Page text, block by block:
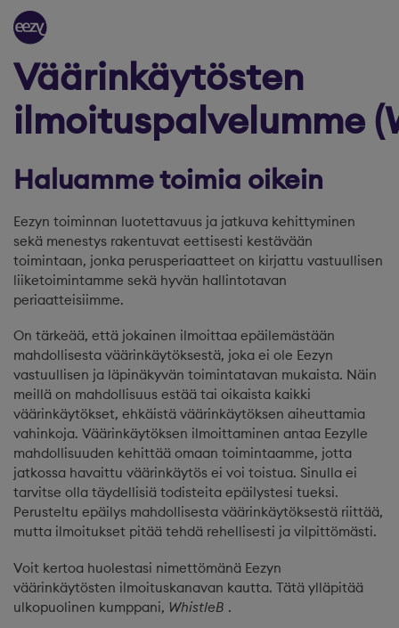
Siirry sisältöön
Väärinkäytösten
ilmoituspalvelumme
Haluamme toimia oikein
Eezyn toiminnan luotettavuus ja jatkuva kehittyminen
sekä menestys rakentuvat eettisesti kestävään
toimintaan, jonka perusperiaatteet on kirjattu vastuullisen
liiketoimintamme sekä hyvän hallintotavan
periaatteisiimme.
On tärkeää, että jokainen ilmoittaa epäilemästään
mahdollisesta väärinkäytöksestä, joka ei ole Eezyn
vastuullisen ja läpinäkyvän toimintatavan mukaista. Näin
meillä on mahdollisuus estää tai oikaista kaikki
väärinkäytökset, ehkäistä väärinkäytöksen aiheuttamia
vahinkoja. Väärinkäytöksen ilmoittaminen antaa Eezylle
mahdollisuuden kehittää omaan toimintaamme, jotta
jatkossa havaittu väärinkäytös ei voi toistua. Sinulla ei
tarvitse olla täydellisiä todisteita epäilystesi tueksi.
Perusteltu epäilys mahdollisesta väärinkäytöksestä riittää,
mutta ilmoitukset pitää tehdä rehellisesti ja vilpittömästi.
Voit kertoa huolestasi nimettömänä Eezyn
väärinkäytösten ilmoituskanavan kautta. Tätä ylläpitää
ulkopuolinen kumppani, WhistleB .